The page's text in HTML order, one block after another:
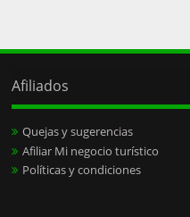
Afiliados
Quejas y sugerencias
Afiliar Mi negocio turístico
Políticas y condiciones